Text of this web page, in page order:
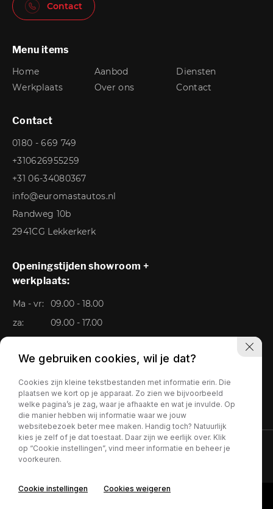
Contact
Menu items
Home Aanbod
Diensten
Werkplaats
Over ons Contact
Contact
0180 - 669 749
+310626955259
+31 06-34080367
info@euromastautos.nl
Randweg 10b
2941CG Lekkerkerk
Openingstijden showroom +
werkplaats:
Ma - vr:
09.00 - 18.00
za:
09.00 - 17.00
Privacy policy
We gebruiken cookies, wil je dat?
Cookies zijn kleine tekstbestanden met informatie erin. Die
plaatsen we kort op je apparaat. Zo zien we bijvoorbeeld
welke pagina’s je zag, waar je afhaakte en wat je invulde. Op
die manier hebben wij informatie waar we jouw
websitebezoek beter mee maken. Handig toch? Natuurlijk
kies je zelf of je dat toestaat. Daar zijn we eerlijk over. Klik
op “Cookie instellingen”, vind meer informatie en beheer je
voorkeuren.
Cookie instellingen Cookies weigeren